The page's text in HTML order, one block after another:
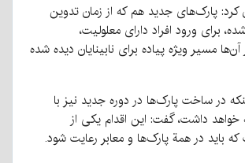
کرد: پارک‌های جدید هم که از زمان تدوین
برای ورود افراد دارای معلولیت،
مسیر ویژه پیاده برای نابینایان دیده شده
در ساخت پارک‌ها در دوره جدید نیز با
داشت، گفت: این اقدام یکی از
باید در همة پارک‌ها و معابر رعایت شود.